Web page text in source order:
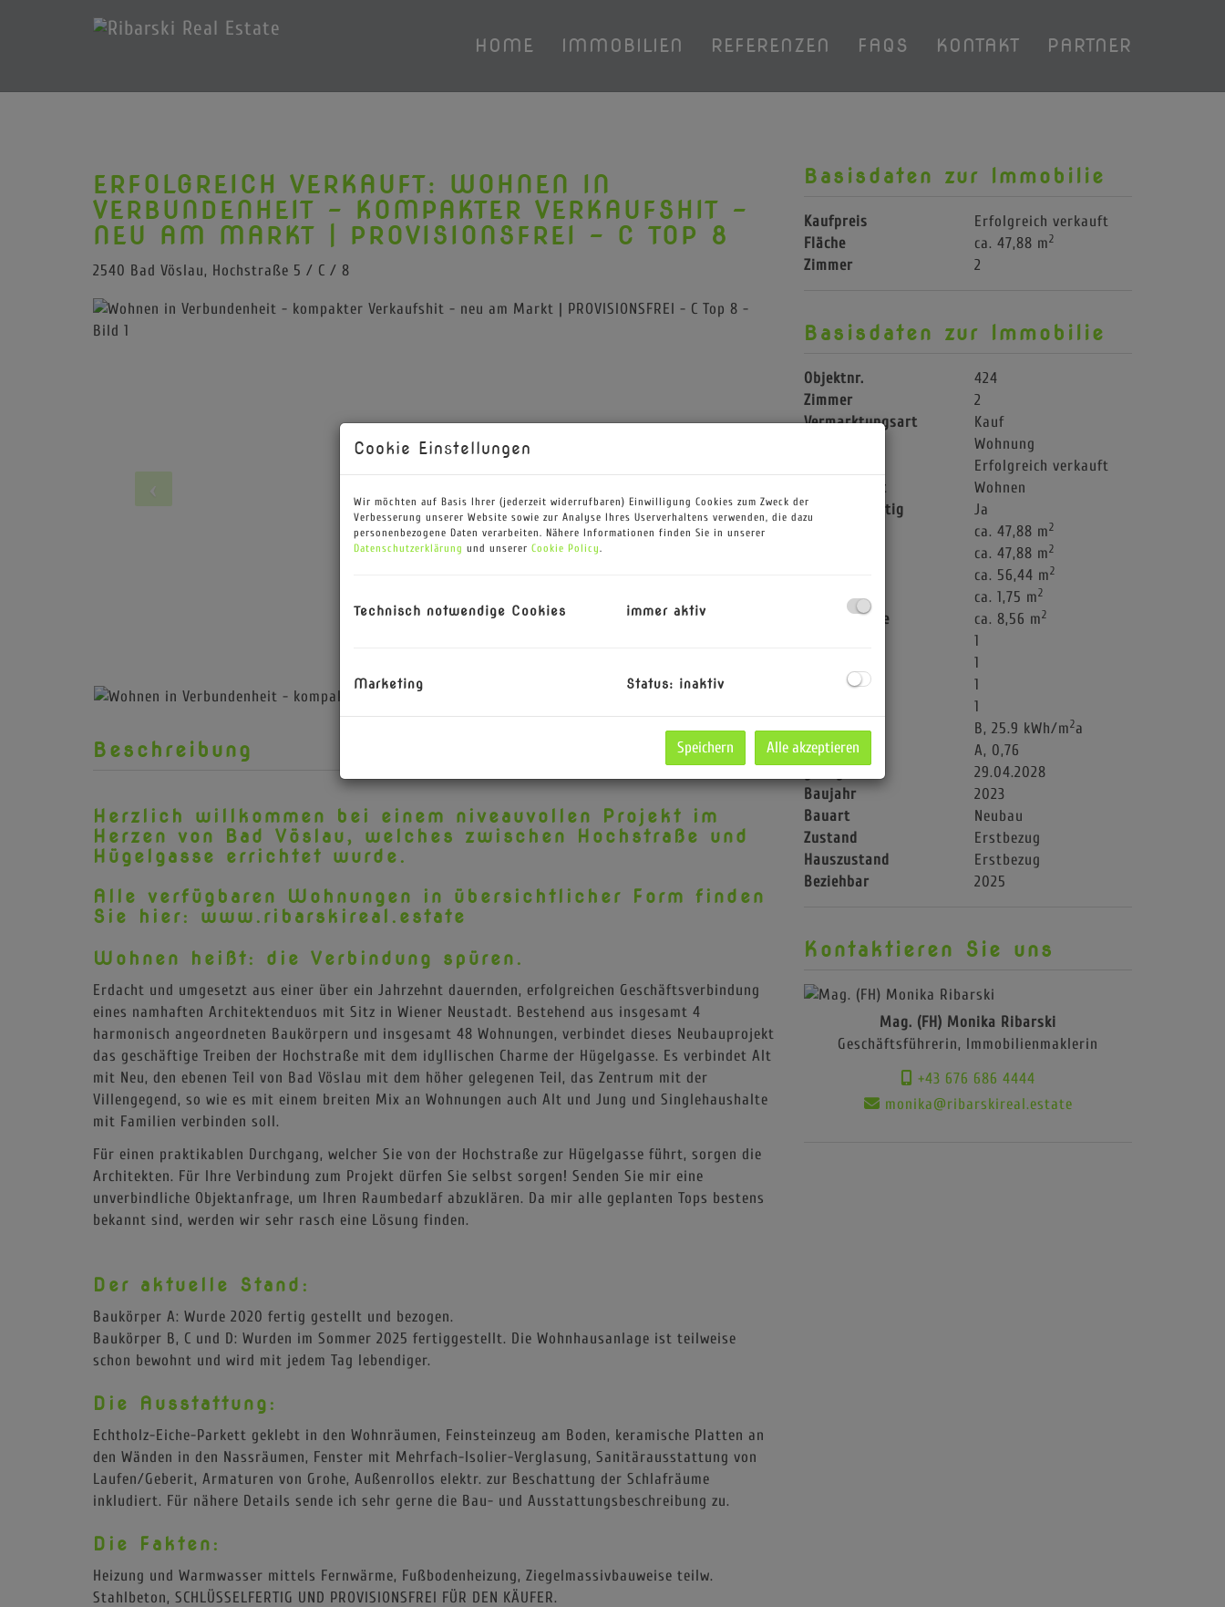
HOME IMMOBILIEN REFERENZEN FAQS KONTAKT PARTNER
ERFOLGREICH VERKAUFT: WOHNEN IN
VERBUNDENHEIT - KOMPAKTER VERKAUFSHIT -
NEU AM MARKT | PROVISIONSFREI - C TOP 8
2540 Bad Vöslau, Hochstraße 5 / C / 8
Beschreibung
Herzlich willkommen bei einem niveauvollen Projekt im
Herzen von Bad Vöslau, welches zwischen Hochstraße und
Hügelgasse errichtet wurde.
Alle verfügbaren Wohnungen in übersichtlicher Form finden
Sie hier: www.ribarskireal.estate
Wohnen heißt: die Verbindung spüren.
Erdacht und umgesetzt aus einer über ein Jahrzehnt dauernden, erfolgreichen Geschäftsverbindung
eines namhaften Architektenduos mit Sitz in Wiener Neustadt. Bestehend aus insgesamt 4
harmonisch angeordneten Baukörpern und insgesamt 48 Wohnungen, verbindet dieses Neubauprojekt
das geschäftige Treiben der Hochstraße mit dem idyllischen Charme der Hügelgasse. Es verbindet Alt
mit Neu, den ebenen Teil von Bad Vöslau mit dem höher gelegenen Teil, das Zentrum mit der
Villengegend, so wie es mit einem breiten Mix an Wohnungen auch Alt und Jung und Singlehaushalte
mit Familien verbinden soll.
Für einen praktikablen Durchgang, welcher Sie von der Hochstraße zur Hügelgasse führt, sorgen die
Architekten. Für Ihre Verbindung zum Projekt dürfen Sie selbst sorgen! Senden Sie mir eine
unverbindliche Objektanfrage, um Ihren Raumbedarf abzuklären. Da mir alle geplanten Tops bestens
bekannt sind, werden wir sehr rasch eine Lösung finden.
Der aktuelle Stand:
Baukörper A: Wurde 2020 fertig gestellt und bezogen.
Baukörper B, C und D: Wurden im Sommer 2025 fertiggestellt. Die Wohnhausanlage ist teilweise
schon bewohnt und wird mit jedem Tag lebendiger.
Die Ausstattung:
Echtholz-Eiche-Parkett geklebt in den Wohnräumen, Feinsteinzeug am Boden, keramische Platten an
den Wänden in den Nassräumen, Fenster mit Mehrfach-Isolier-Verglasung, Sanitärausstattung von
Laufen/Geberit, Armaturen von Grohe, Außenrollos elektr. zur Beschattung der Schlafräume
inkludiert. Für nähere Details sende ich sehr gerne die Bau- und Ausstattungsbeschreibung zu.
Die Fakten:
Heizung und Warmwasser mittels Fernwärme, Fußbodenheizung, Ziegelmassivbauweise teilw.
Stahlbeton, SCHLÜSSELFERTIG UND PROVISIONSFREI FÜR DEN KÄUFER.
Basisdaten zur Immobilie
Kaufpreis
Erfolgreich verkauft
Fläche
ca. 47,88 m2
Zimmer 2
Basisdaten zur Immobilie
Objektnr.
424
Zimmer
2
Vermarktungsart
Kauf
Wohnung
Erfolgreich verkauft
Nutzungsart
Wohnen
Schlüsselfertig
Ja
ca. 47,88 m2
ca. 47,88 m2
ca. 56,44 m2
Kellerfläche ca. 1,75 m2
Balkonfläche ca. 8,56 m2
1
1
Balkone
1
1
HWB
B, 25.9 kWh/m2a
fGEE
A, 0,76
29.04.2028
Baujahr
2023
Bauart
Neubau
Zustand
Erstbezug
Hauszustand
Erstbezug
Beziehbar
2025
Kontaktieren Sie uns
Mag. (FH) Monika Ribarski
Geschäftsführerin, Immobilienmaklerin
+43 676 686 4444
monika@ribarskireal.estate
Cookie Einstellungen
Wir möchten auf Basis Ihrer (jederzeit widerrufbaren) Einwilligung Cookies zum Zweck der
Verbesserung unserer Website sowie zur Analyse Ihres Userverhaltens verwenden, die dazu
personenbezogene Daten verarbeiten. Nähere Informationen finden Sie in unserer
Datenschutzerklärung und unserer Cookie Policy.
Technisch notwendige Cookies immer aktiv
Marketing Status: inaktiv
Speichern Alle akzeptieren